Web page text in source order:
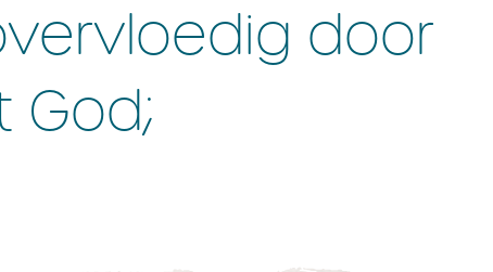
door
God;